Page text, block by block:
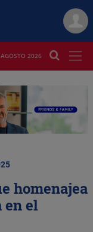
2026
homenajea
en el